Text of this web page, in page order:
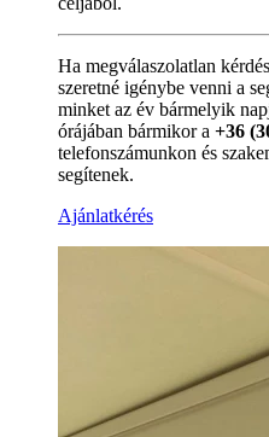
Ha megválaszolatlan
szeretné igénybe venni a
minket az év bármelyik
órájában bármikor a +36
telefonszámunkon és
segítenek.
Ajánlatkérés